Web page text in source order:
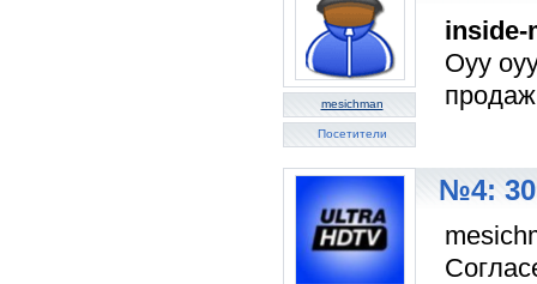
mesichman
Посетители
inside-
Оуу
№4: 30